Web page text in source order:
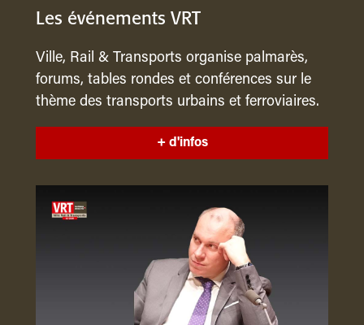
Les événements VRT
Ville, Rail & Transports organise palmarès,
forums, tables rondes et conférences sur le
thème des transports urbains et ferroviaires.
+ d'infos